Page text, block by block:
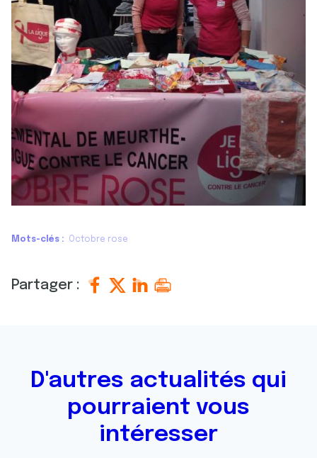
Mots-clés Octobre rose
Partager :
D'autres actualités qui
pourraient vous
intéresser